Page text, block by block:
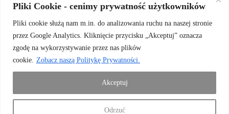
Pliki Cookie - cenimy prywatność użytkowników
Pliki cookie służą nam m.in. do analizowania ruchu na naszej stronie
przez Google Analytics. Kliknięcie przycisku „Akceptuj” oznacza
zgodę na wykorzystywanie przez nas plików
cookie.
Zobacz naszą Politykę Prywatności.
Odrzuć
Akceptuj
Kontakt
BIP